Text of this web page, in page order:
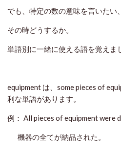
でも、特定の数の意味を言いたい
その時どうするか。
単語別に一緒に使える語を覚えま
equipment は、some pieces of
利な単語があります。
例： All pieces of equipment were
機器の全てが納品された。